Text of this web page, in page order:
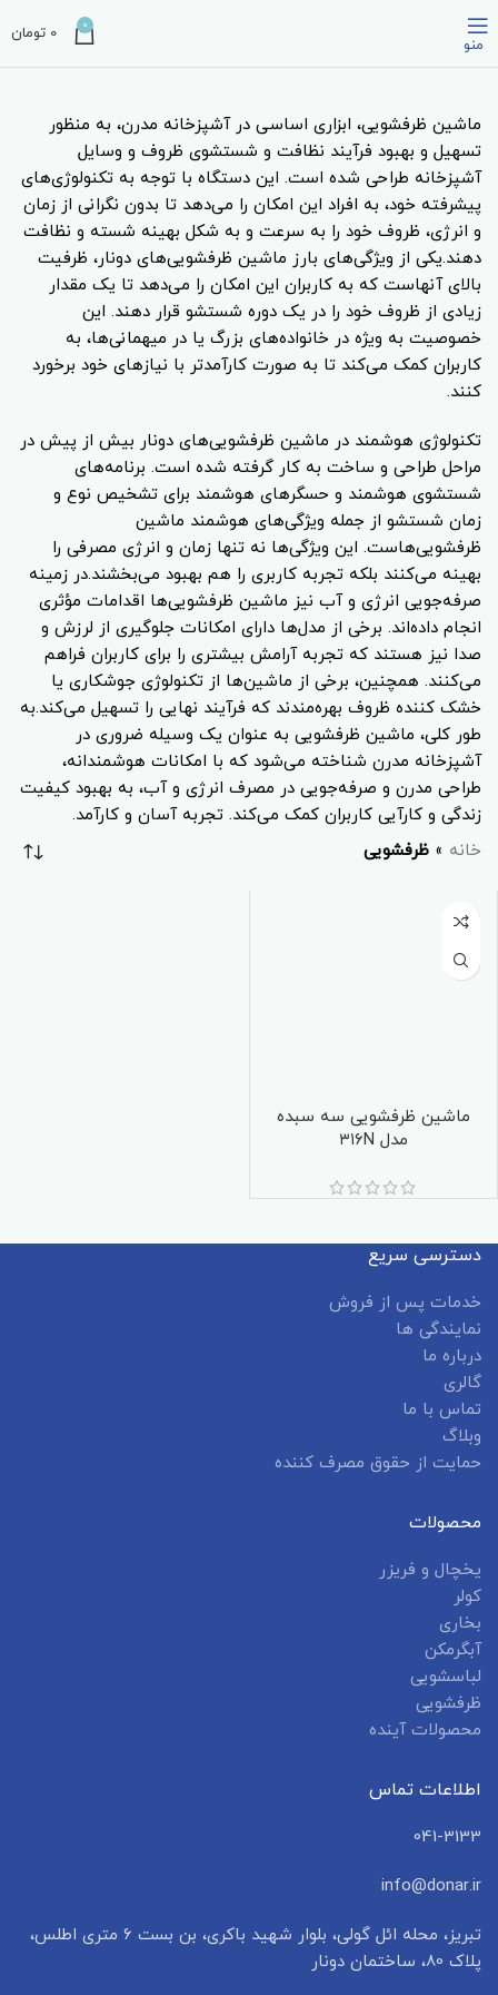
منو
0
0 تومان
ماشین ظرفشویی، ابزاری اساسی در آشپزخانه مدرن، به منظور
تسهیل و بهبود فرآیند نظافت و شستشوی ظروف و وسایل
آشپزخانه طراحی شده است. این دستگاه با توجه به تکنولوژی‌های
پیشرفته خود، به افراد این امکان را می‌دهد تا بدون نگرانی از زمان
و انرژی، ظروف خود را به سرعت و به شکل بهینه شسته و نظافت
دهند.یکی از ویژگی‌های بارز ماشین ظرفشویی‌های دونار، ظرفیت
بالای آنهاست که به کاربران این امکان را می‌دهد تا یک مقدار
زیادی از ظروف خود را در یک دوره شستشو قرار دهند. این
خصوصیت به ویژه در خانواده‌های بزرگ یا در میهمانی‌ها، به
کاربران کمک می‌کند تا به صورت کارآمدتر با نیازهای خود برخورد
کنند.
تکنولوژی هوشمند در ماشین ظرفشویی‌های دونار بیش از پیش در
مراحل طراحی و ساخت به کار گرفته شده است. برنامه‌های
شستشوی هوشمند و حسگرهای هوشمند برای تشخیص نوع و
زمان شستشو از جمله ویژگی‌های هوشمند ماشین
ظرفشویی‌هاست. این ویژگی‌ها نه تنها زمان و انرژی مصرفی را
بهینه می‌کنند بلکه تجربه کاربری را هم بهبود می‌بخشند.در زمینه
صرفه‌جویی انرژی و آب نیز ماشین ظرفشویی‌ها اقدامات مؤثری
انجام داده‌اند. برخی از مدل‌ها دارای امکانات جلوگیری از لرزش و
صدا نیز هستند که تجربه آرامش بیشتری را برای کاربران فراهم
می‌کنند. همچنین، برخی از ماشین‌ها از تکنولوژی جوشکاری یا
خشک کننده ظروف بهره‌مندند که فرآیند نهایی را تسهیل می‌کند.به
طور کلی، ماشین ظرفشویی به عنوان یک وسیله ضروری در
آشپزخانه مدرن شناخته می‌شود که با امکانات هوشمندانه،
طراحی مدرن و صرفه‌جویی در مصرف انرژی و آب، به بهبود کیفیت
زندگی و کارآیی کاربران کمک می‌کند. تجربه آسان و کارآمد.
خانه » ظرفشویی
ماشین ظرفشویی سه سبده
مدل ۳۱۶N
دسترسی سریع
خدمات پس از فروش
نمایندگی ها
درباره ما
گالری
تماس با ما
وبلاگ
حمایت از حقوق مصرف کننده
محصولات
یخچال و فریزر
کولر
بخاری
آبگرمکن
لباسشویی
ظرفشویی
محصولات آینده
اطلاعات تماس
041-3133
info@donar.ir
تبریز، محله ائل گولی، بلوار شهید باکری، بن بست ۶ متری اطلس،
پلاک 80، ساختمان دونار